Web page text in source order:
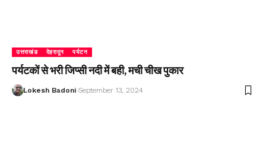
उत्तराखंड देहरादून पर्यटन
पर्यटकों से भरी जिप्सी नदी में बही, मची चीख पुकार
Lokesh Badoni September 13, 2024